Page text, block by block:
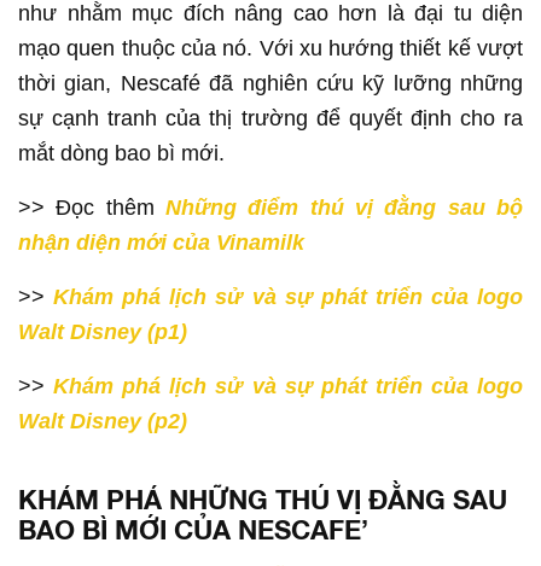
như nhằm mục đích nâng cao hơn là đại tu diện
mạo quen thuộc của nó. Với xu hướng thiết kế vượt
thời gian, Nescafé đã nghiên cứu kỹ lưỡng những
sự cạnh tranh của thị trường để quyết định cho ra
mắt dòng bao bì mới.
>> Đọc thêm Những điểm thú vị đằng sau bộ
nhận diện mới của Vinamilk
>>Khám phá lịch sử và sự phát triển của logo
Walt Disney (p1)
>>Khám phá lịch sử và sự phát triển của logo
Walt Disney (p2)
KHÁM PHÁ NHỮNG THÚ VỊ ĐẰNG SAU
BAO BÌ MỚI CỦA NESCAFE’